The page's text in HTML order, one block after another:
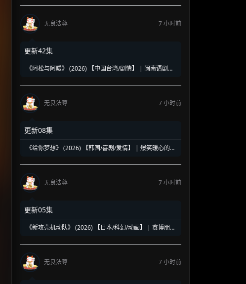
无良法尊 7 小时前
更新42集
《阿松与阿暖》 (2026) 【中国台湾/剧情】 | 闽南语剧视
无良法尊 7 小时前
更新08集
《给你梦想》 (2026) 【韩国/喜剧/爱情】 | 爆笑暖心的三
无良法尊 7 小时前
更新05集
《新攻壳机动队》 (2026) 【日本/科幻/动画】 | 赛博朋克
无良法尊 7 小时前